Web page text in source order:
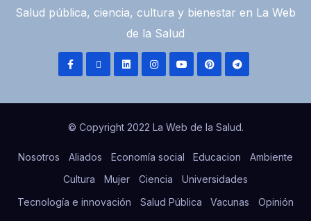
Salud pública, ciencia, cultura y bienestar en La Web
de la Salud
© Copyright 2022 La Web de la Salud.
Nosotros Aliados Economía social Educacion
Ambiente
Cultura
Mujer Ciencia
Universidades
Tecnología e innovación
Salud Pública Vacunas
Opinión